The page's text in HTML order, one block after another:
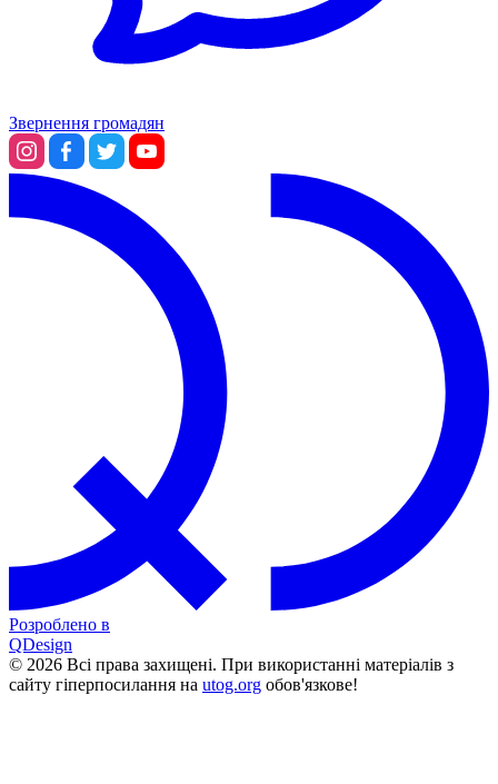
Звернення громадян
Розроблено в
QDesign
© 2026 Всі права захищені. При використанні матеріалів з
сайту гіперпосилання на utog.org обов'язкове!